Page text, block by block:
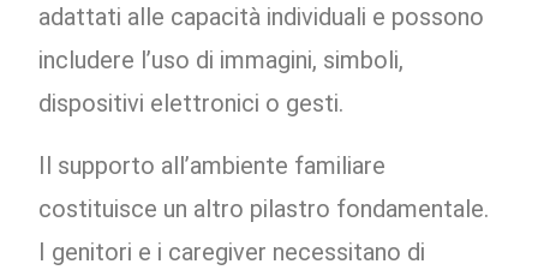
adattati alle capacità individuali e possono
includere l’uso di immagini, simboli,
dispositivi elettronici o gesti.
Il supporto all’ambiente familiare
costituisce un altro pilastro fondamentale.
I genitori e i caregiver necessitano di